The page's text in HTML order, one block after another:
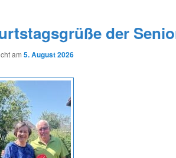
der
am 5. August 2026